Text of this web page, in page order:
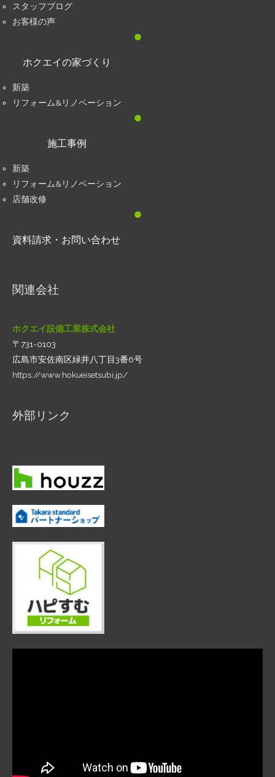
スタッフブログ
お客様の声
ホクエイの家づくり
新築
リフォーム&リノベーション
施工事例
新築
リフォーム&リノベーション
店舗改修
資料請求・お問い合わせ
関連会社
ホクエイ設備工業株式会社
〒731-0103
広島市安佐南区緑井八丁目3番6号
https://www.hokueisetsubi.jp/
外部リンク